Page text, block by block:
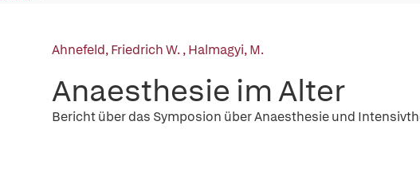
Ahnefeld, Friedrich W.,Halmagyi, M.
Anaesthesie im Alter
Bericht über das Symposion über Anaesthesie und